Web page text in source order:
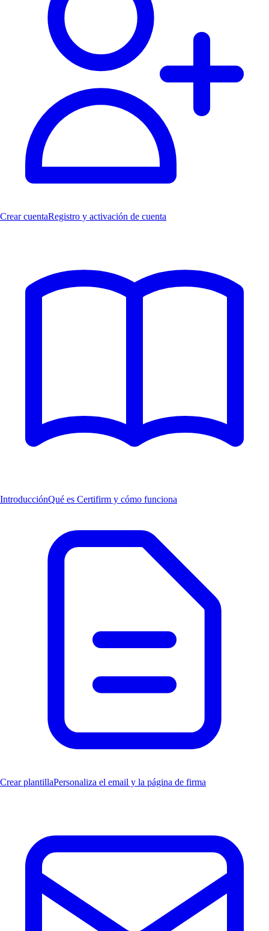
Crear cuentaRegistro y activación de cuenta
IntroducciónQué es Certifirm y cómo funciona
Crear plantillaPersonaliza el email y la página de firma